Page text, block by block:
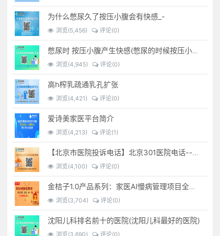
为什么憋尿久了按压小腹会有快感_-
浏览(5,456) 评论(0)
憋尿时 按压小腹产生快感(憋尿的时候按压小腹是什么感觉)
浏览(4,945) 评论(0)
高h榨乳疏通乳孔扩张
浏览(4,421) 评论(0)
爱诗美家医平台简介
浏览(4,213) 评论(1)
【北京市医院投诉电话】北京301医院电话--(北京301医院投诉电话多少)
浏览(4,100) 评论(0)
金桔子1.0产品系列：家医AI慢病管理项目全国招募区域合伙人，低投入，高回报，长收益
浏览(3,704) 评论(0)
沈阳儿科排名前十的医院(沈阳儿科最好的医院)
浏览(3,690) 评论(0)